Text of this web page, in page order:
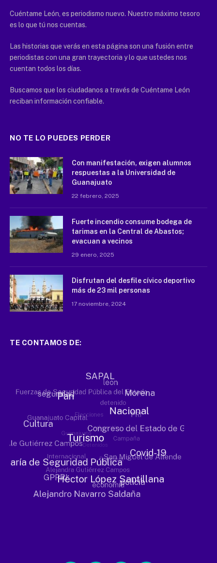
Cuéntame León, es periodismo nuevo. Nuestro máximo tesoro
es lo que tú nos cuentas.
Las historias que verás en esta página son una fusión entre
periodistas con una gran trayectoria y lo que ustedes nos
cuentan todos los días.
Buscamos que los ciudadanos a través de Cuéntame León
reciban información confiable.
NO TE LO PUEDES PERDER
Con manifestación, exigen alumnos
respuestas a la Universidad de
Guanajuato
22 febrero, 2025
Fuerte incendio consume bodega de
tarimas en la Central de Abastos;
evacuan a vecinos
29 enero, 2025
Disfrutan del desfile cívico deportivo
más de 23 mil personas
17 noviembre, 2024
TE CONTAMOS DE: